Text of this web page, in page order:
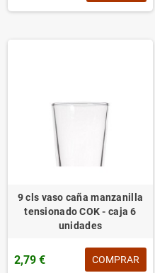
9 cls vaso caña manzanilla
tensionado COK - caja 6
unidades
2,79 € COMPRAR